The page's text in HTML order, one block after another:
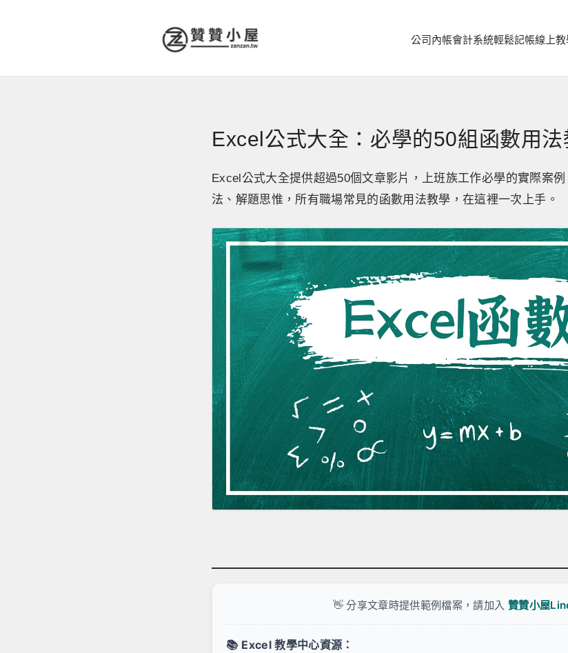
公司內帳會計系統輕鬆記帳線上教
Excel公式大全：必學的50組函數用法
Excel公式大全提供超過50個文章影片，上班族工作必學的實際案
法、解題思惟，所有職場常見的函數用法教學，在這裡一次上手。
👋 分享文章時提供範例檔案，請加入 贊贊小屋
📚 Excel 教學中心資源：